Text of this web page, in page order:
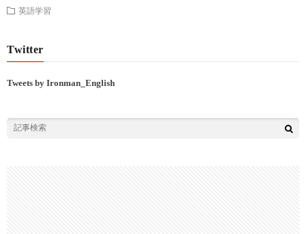
英語学習
Twitter
Tweets by Ironman_English